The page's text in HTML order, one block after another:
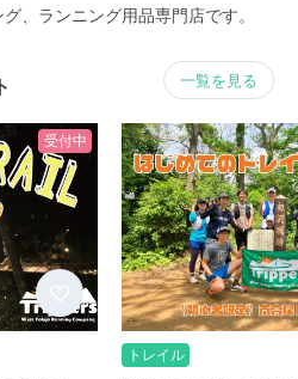
、ランニング用品専門店です。
一覧を見る
受付中
トレイル